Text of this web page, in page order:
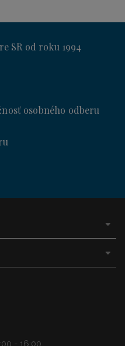
SR od roku 1994
osobného odberu
- 16:00